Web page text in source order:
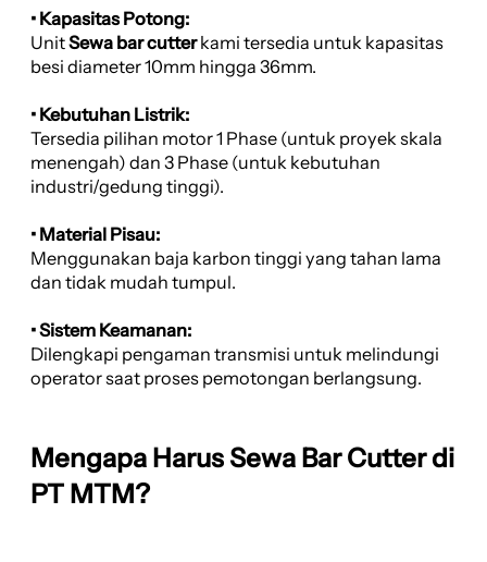
• Kapasitas Potong:
UnitSewa bar cutterkami tersedia untuk kapasitas
besi diameter 10mm hingga 36mm.
• Kebutuhan Listrik:
Tersedia pilihan motor 1 Phase (untuk proyek skala
menengah) dan 3 Phase (untuk kebutuhan
industri/gedung tinggi).
• Material Pisau:
Menggunakan baja karbon tinggi yang tahan lama
dan tidak mudah tumpul.
• Sistem Keamanan:
Dilengkapi pengaman transmisi untuk melindungi
operator saat proses pemotongan berlangsung.
Mengapa Harus Sewa Bar Cutter di
PT MTM?